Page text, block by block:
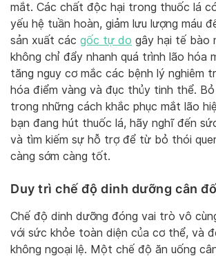
mắt. Các chất độc hại trong thuốc lá
yếu hệ tuần hoàn, giảm lưu lượng máu
sản xuất các gốc tự do gây hại tế bào
không chỉ đẩy nhanh quá trình lão hóa
tăng nguy cơ mắc các bệnh lý nghiêm
hóa điểm vàng và đục thủy tinh thể.
trong những cách khắc phục mắt lão
bạn đang hút thuốc lá, hãy nghĩ đến
và tìm kiếm sự hỗ trợ để từ bỏ thói
càng sớm càng tốt.
Duy trì chế độ dinh dưỡng cân
Chế độ dinh dưỡng đóng vai trò vô
với sức khỏe toàn diện của cơ thể, và
không ngoại lệ. Một chế độ ăn uống